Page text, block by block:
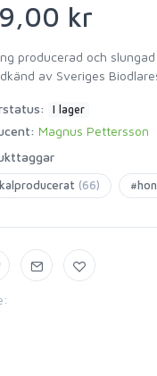
kr
producerad och
av Sveriges
I lager
Magnus Pettersson
(66)